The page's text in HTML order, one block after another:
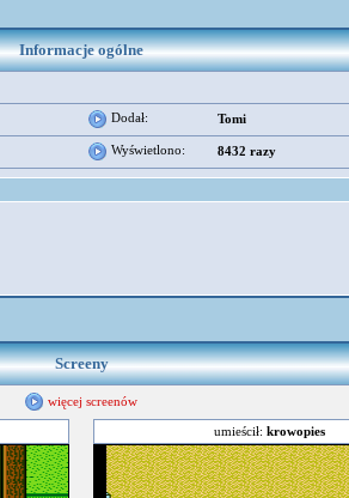
Informacje ogólne
Dodał: Tomi
Wyświetlono: 8432 razy
Screeny
więcej screenów
umieścił: krowopies